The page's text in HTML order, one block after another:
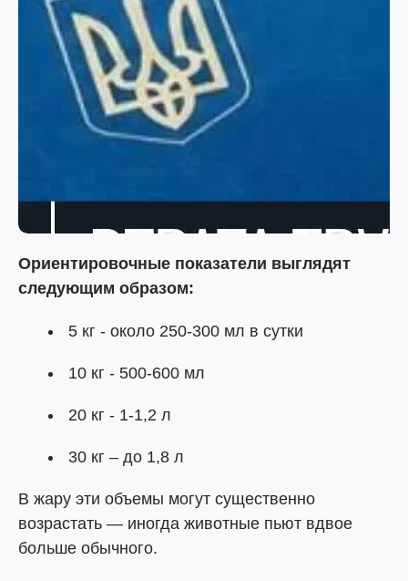
Ориентировочные показатели выглядят
следующим образом:
5 кг - около 250-300 мл в сутки
10 кг - 500-600 мл
20 кг - 1-1,2 л
30 кг – до 1,8 л
В жару эти объемы могут существенно
возрастать — иногда животные пьют вдвое
больше обычного.